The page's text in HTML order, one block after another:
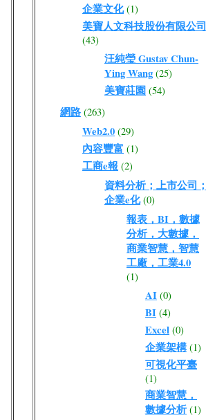
企業文化 (1)
美寶人文科技股份有限公司
(43)
汪純瑩 Gustav Chun-
Ying Wang (25)
美寶莊園 (54)
網路 (263)
Web2.0 (29)
內容豐富 (1)
工商e報 (2)
資料分析；上市公司；
企業e化 (0)
報表，BI，數據
分析，大數據，
商業智慧，智慧
工廠，工業4.0
(1)
AI (0)
BI (4)
Excel (0)
企業架構 (1)
可視化平臺
(1)
商業智慧，
數據分析 (1)